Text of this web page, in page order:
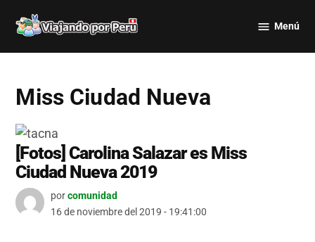
por Perú
Menú
Miss Ciudad Nueva
[Fotos] Carolina Salazar es Miss
Ciudad Nueva 2019
porcomunidad
16 de noviembre del 2019 - 19:41:00